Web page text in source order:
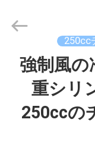
Shanghai
Rongyao
Reserved.
250cc
強制風の
重シリ
250ccの